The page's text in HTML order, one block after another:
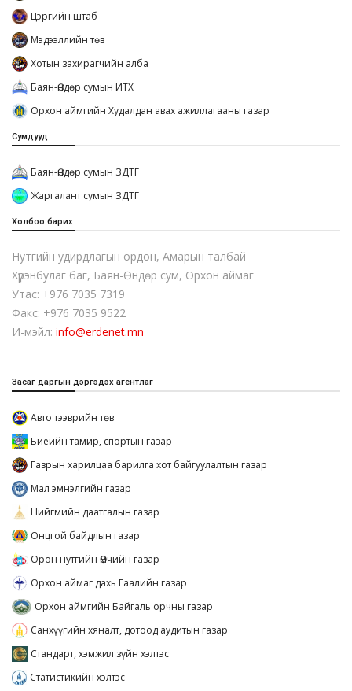
Цэргийн штаб
Мэдээллийн төв
Хотын захирагчийн алба
Баян-Өндөр сумын ИТХ
Орхон аймгийн Худалдан авах ажиллагааны газар
Сумдууд
Баян-Өндөр сумын ЗДТГ
Жаргалант сумын ЗДТГ
Холбоо барих
Нутгийн удирдлагын ордон, Амарын талбай
Хүрэнбулаг баг, Баян-Өндөр сум, Орхон аймаг
Утас: +976 7035 7319
Факс: +976 7035 9522
И-мэйл: info@erdenet.mn
Засаг даргын дэргэдэх агентлаг
Авто тээврийн төв
Биеийн тамир, спортын газар
Газрын харилцаа барилга хот байгуулалтын газар
Мал эмнэлгийн газар
Нийгмийн даатгалын газар
Онцгой байдлын газар
Орон нутгийн Өмчийн газар
Орхон аймаг дахь Гаалийн газар
Орхон аймгийн Байгаль орчны газар
Санхүүгийн хяналт, дотоод аудитын газар
Стандарт, хэмжил зүйн хэлтэс
Статистикийн хэлтэс